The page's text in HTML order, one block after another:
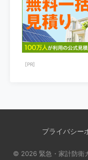
[PR]
プライバシー
© 2026 緊急・家計防衛